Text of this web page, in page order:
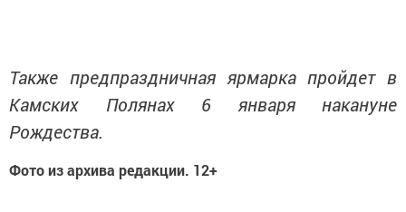
Также предпраздничная ярмарка пройдет в
Камских Полянах 6 января накануне
Рождества.
Фото из архива редакции. 12+